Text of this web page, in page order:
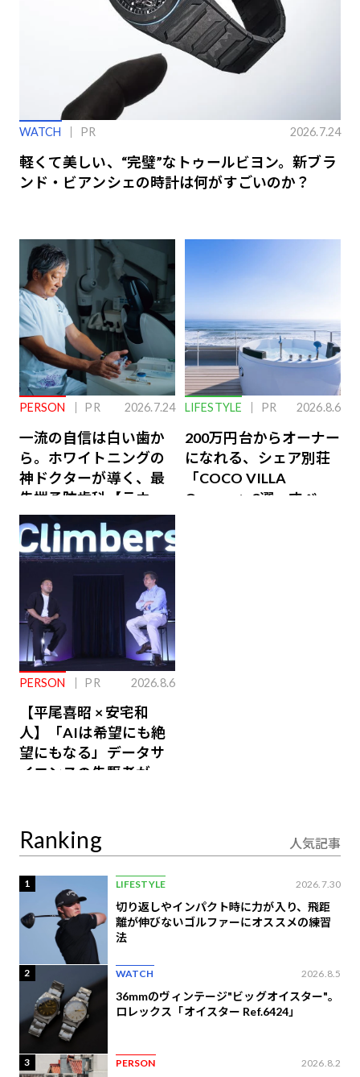
WATCH PR 2026.7.24
軽くて美しい、“完璧”なトゥールビヨン。新ブラ
ンド・ビアンシェの時計は何がすごいのか？
PERSON PR 2026.7.24
一流の自信は白い歯か
ら。ホワイトニングの
神ドクターが導く、最
先端予防歯科【ラウン
ジ会員特典あり】
LIFESTYLE PR 2026.8.6
200万円台からオーナー
になれる、シェア別荘
「COCO VILLA
Owners」3選。すべて
PERSON PR 2026.8.6
【平尾喜昭 × 安宅和
人】「AIは希望にも絶
望にもなる」データサ
イエンスの先駆者が語
Ranking 人気記事
1 LIFESTYLE 2026.7.30
切り返しやインパクト時に力が入り、飛距
離が伸びないゴルファーにオススメの練習
法
2 WATCH 2026.8.5
36mmのヴィンテージ"ビッグオイスター"。
ロレックス「オイスター Ref.6424」
3 PERSON 2026.8.2